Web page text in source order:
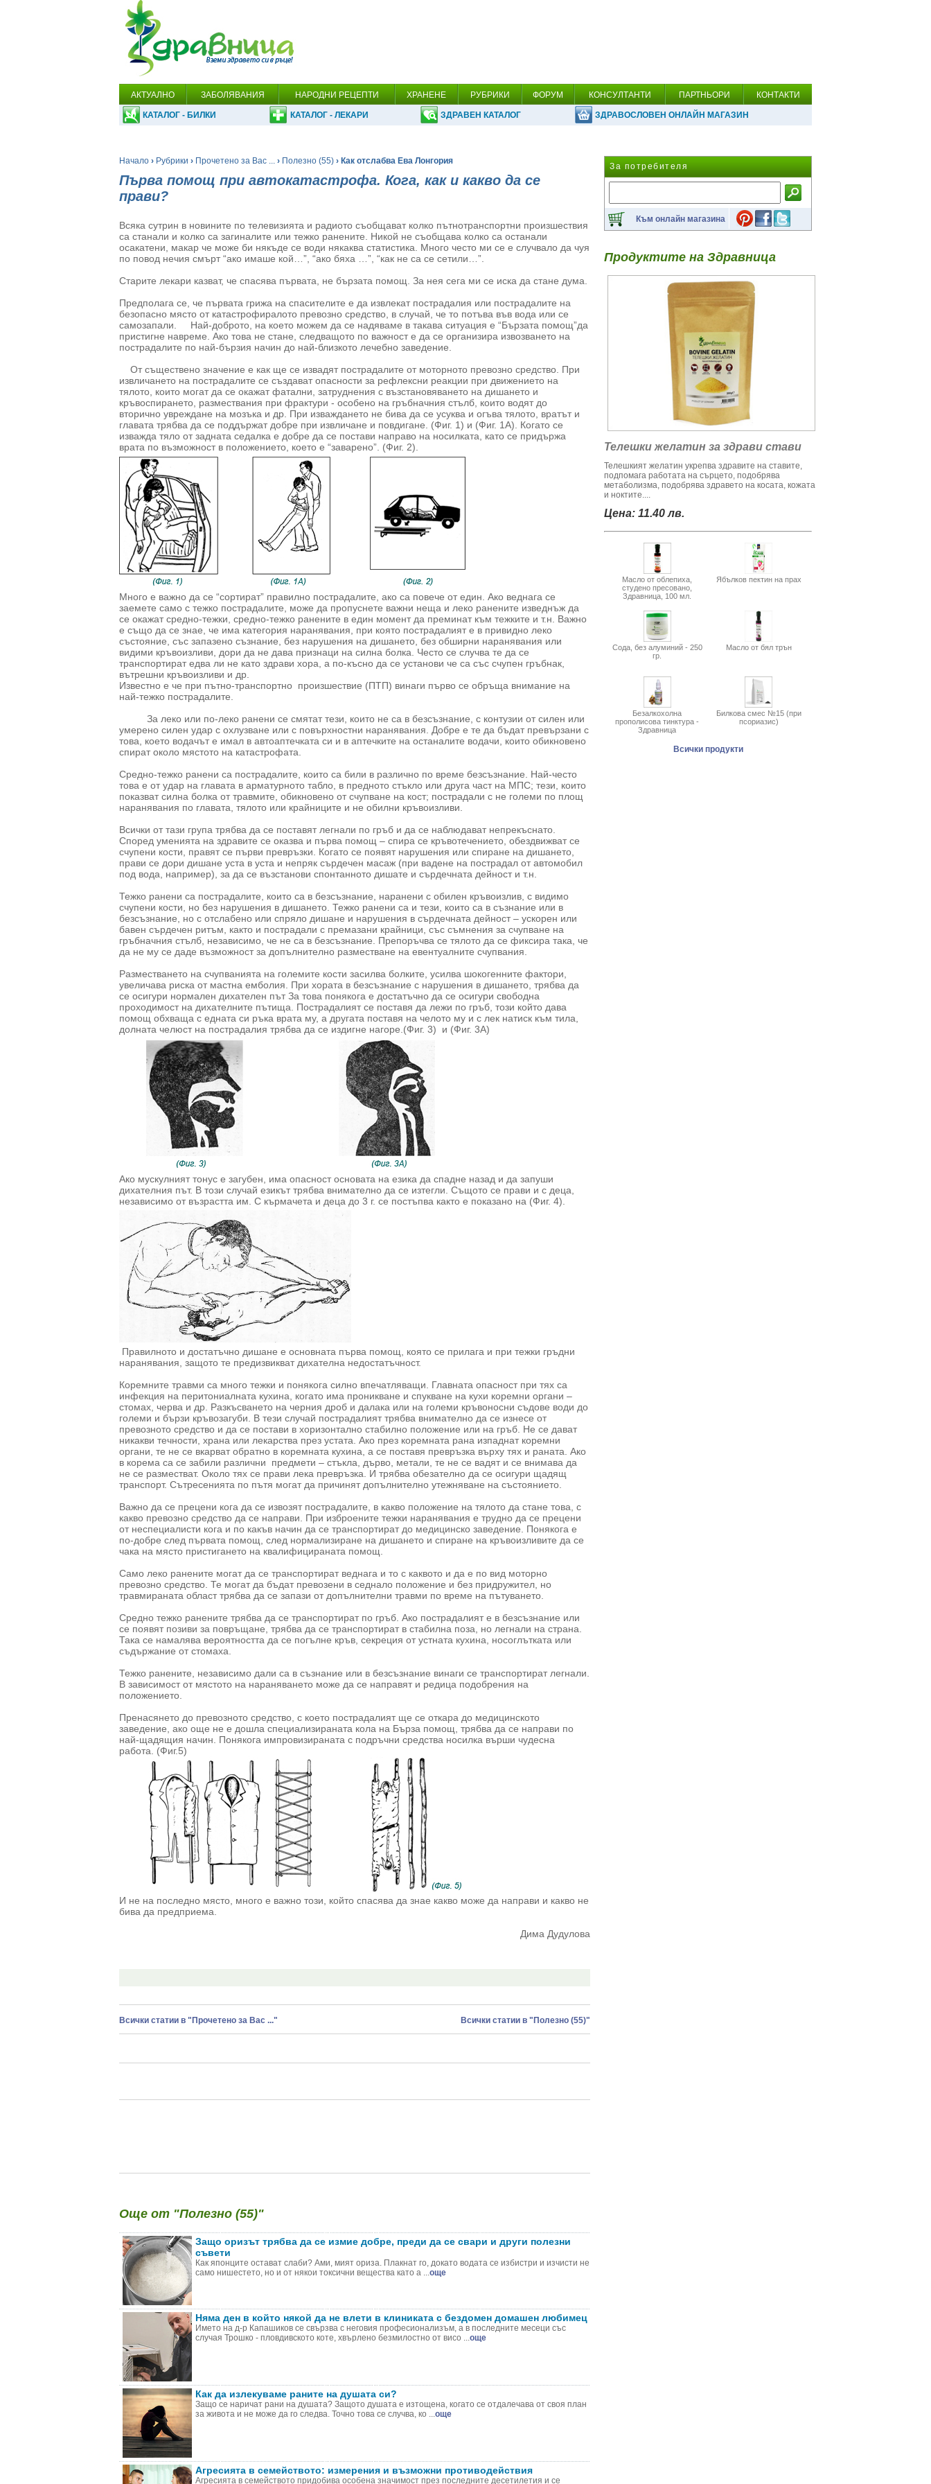
АКТУАЛНО ЗАБОЛЯВАНИЯ НАРОДНИ РЕЦЕПТИ ХРАНЕНЕ РУБРИКИ ФОРУМ КОНСУЛТАНТИ ПАРТНЬОРИ КОНТАКТИ
КАТАЛОГ - БИЛКИ КАТАЛОГ - ЛЕКАРИ ЗДРАВЕН КАТАЛОГ ЗДРАВОСЛОВЕН ОНЛАЙН МАГАЗИН
Начало › Рубрики › Прочетено за Вас ... › Полезно (55) › Как отслабва Ева Лонгория
Първа помощ при автокатастрофа. Кога, как и какво да се
прави?
Всяка сутрин в новините по телевизията и радиото съобщават колко пътнотранспортни произшествия
са станали и колко са загиналите или тежко ранените. Никой не съобщава колко са останали
осакатени, макар че може би някъде се води някаква статистика. Много често ми се е случвало да чуя
по повод нечия смърт “ако имаше кой…”, “ако бяха …”, “как не са се сетили…”.
Старите лекари казват, че спасява първата, не бързата помощ. За нея сега ми се иска да стане дума.
Предполага се, че първата грижа на спасителите е да извлекат пострадалия или пострадалите на
безопасно място от катастрофиралото превозно средство, в случай, че то потъва във вода или се
самозапали. Най-доброто, на което можем да се надяваме в такава ситуация е “Бързата помощ”да
пристигне навреме. Ако това не стане, следващото по важност е да се организира извозването на
пострадалите по най-бързия начин до най-близкото лечебно заведение.
От съществено значение е как ще се извадят пострадалите от моторното превозно средство. При
извличането на пострадалите се създават опасности за рефлексни реакции при движението на
тялото, които могат да се окажат фатални, затруднения с възстановяването на дишането и
кръвоспирането, размествания при фрактури - особено на гръбначния стълб, които водят до
вторично увреждане на мозъка и др. При изваждането не бива да се усуква и огъва тялото, вратът и
главата трябва да се поддържат добре при извличане и повдигане. (Фиг. 1) и (Фиг. 1A). Когато се
изважда тяло от задната седалка е добре да се постави направо на носилката, като се придържа
врата по възможност в положението, което е “заварено”. (Фиг. 2).
Много е важно да се “сортират” правилно пострадалите, ако са повече от един. Ако веднага се
заемете само с тежко пострадалите, може да пропуснете важни неща и леко ранените изведнъж да
се окажат средно-тежки, средно-тежко ранените в един момент да преминат към тежките и т.н. Важно
е също да се знае, че има категория наранявания, при която пострадалият е в привидно леко
състояние, със запазено съзнание, без нарушения на дишането, без обширни наранявания или
видими кръвоизливи, дори да не дава признаци на силна болка. Често се случва те да се
транспортират едва ли не като здрави хора, а по-късно да се установи че са със счупен гръбнак,
вътрешни кръвоизливи и др.
Известно е че при пътно-транспортно произшествие (ПТП) винаги първо се обръща внимание на
най-тежко пострадалите.
За леко или по-леко ранени се смятат тези, които не са в безсъзнание, с контузии от силен или
умерено силен удар с охлузване или с повърхностни наранявания. Добре е те да бъдат превързани с
това, което водачът е имал в автоаптечката си и в аптечките на останалите водачи, които обикновено
спират около мястото на катастрофата.
Средно-тежко ранени са пострадалите, които са били в различно по време безсъзнание. Най-често
това е от удар на главата в арматурното табло, в предното стъкло или друга част на МПС; тези, които
показват силна болка от травмите, обикновено от счупване на кост; пострадали с не големи по площ
наранявания по главата, тялото или крайниците и не обилни кръвоизливи.
Всички от тази група трябва да се поставят легнали по гръб и да се наблюдават непрекъснато.
Според уменията на здравите се оказва и първа помощ – спира се кръвотечението, обездвижват се
счупени кости, правят се първи превръзки. Когато се появят нарушения или спиране на дишането,
прави се дори дишане уста в уста и непряк сърдечен масаж (при вадене на пострадал от автомобил
под вода, например), за да се възстанови спонтанното дишате и сърдечната дейност и т.н.
Тежко ранени са пострадалите, които са в безсъзнание, наранени с обилен кръвоизлив, с видимо
счупени кости, но без нарушения в дишането. Тежко ранени са и тези, които са в съзнание или в
безсъзнание, но с отслабено или спряло дишане и нарушения в сърдечната дейност – ускорен или
бавен сърдечен ритъм, както и пострадали с премазани крайници, със съмнения за счупване на
гръбначния стълб, независимо, че не са в безсъзнание. Препоръчва се тялото да се фиксира така, че
да не му се даде възможност за допълнително разместване на евентуалните счупвания.
Разместването на счупванията на големите кости засилва болките, усилва шокогенните фактори,
увеличава риска от мастна емболия. При хората в безсъзнание с нарушения в дишането, трябва да
се осигури нормален дихателен път За това понякога е достатъчно да се осигури свободна
проходимост на дихателните пътища. Пострадалият се поставя да лежи по гръб, този който дава
помощ обхваща с едната си ръка врата му, а другата поставя на челото му и с лек натиск към тила,
долната челюст на пострадалия трябва да се издигне нагоре.(Фиг. 3) и (Фиг. 3А)
Ако мускулният тонус е загубен, има опасност основата на езика да спадне назад и да запуши
дихателния път. В този случай езикът трябва внимателно да се изтегли. Същото се прави и с деца,
независимо от възрастта им. С кърмачета и деца до 3 г. се постъпва както е показано на (Фиг. 4).
Правилното и достатъчно дишане е основната първа помощ, която се прилага и при тежки гръдни
наранявания, защото те предизвикват дихателна недостатъчност.
Коремните травми са много тежки и понякога силно впечатляващи. Главната опасност при тях са
инфекция на перитониалната кухина, когато има проникване и спукване на кухи коремни органи –
стомах, черва и др. Разкъсването на черния дроб и далака или на големи кръвоносни съдове води до
големи и бързи кръвозагуби. В тези случай пострадалият трябва внимателно да се изнесе от
превозното средство и да се постави в хоризонтално стабилно положение или на гръб. Не се дават
никакви течности, храна или лекарства през устата. Ако през коремната рана изпаднат коремни
органи, те не се вкарват обратно в коремната кухина, а се поставя превръзка върху тях и раната. Ако
в корема са се забили различни предмети – стъкла, дърво, метали, те не се вадят и се внимава да
не се разместват. Около тях се прави лека превръзка. И трябва обезателно да се осигури щадящ
транспорт. Сътресенията по пътя могат да причинят допълнително утежняване на състоянието.
Важно да се прецени кога да се извозят пострадалите, в какво положение на тялото да стане това, с
какво превозно средство да се направи. При изброените тежки наранявания е трудно да се прецени
от неспециалисти кога и по какъв начин да се транспортират до медицинско заведение. Понякога е
по-добре след първата помощ, след нормализиране на дишането и спиране на кръвоизливите да се
чака на място пристигането на квалифицираната помощ.
Само леко ранените могат да се транспортират веднага и то с каквото и да е по вид моторно
превозно средство. Те могат да бъдат превозени в седнало положение и без придружител, но
травмираната област трябва да се запази от допълнителни травми по време на пътуването.
Средно тежко ранените трябва да се транспортират по гръб. Ако пострадалият е в безсъзнание или
се появят позиви за повръщане, трябва да се транспортират в стабилна поза, но легнали на страна.
Така се намалява вероятността да се погълне кръв, секреция от устната кухина, носоглътката или
съдържание от стомаха.
Тежко ранените, независимо дали са в съзнание или в безсъзнание винаги се транспортират легнали.
В зависимост от мястото на нараняването може да се направят и редица подобрения на
положението.
Пренасянето до превозното средство, с което пострадалият ще се откара до медицинското
заведение, ако още не е дошла специализираната кола на Бърза помощ, трябва да се направи по
най-щадящия начин. Понякога импровизираната с подръчни средства носилка върши чудесна
работа. (Фиг.5)
И не на последно място, много е важно този, който спасява да знае какво може да направи и какво не
бива да предприема.
Дима Дудулова
Всички статии в "Прочетено за Вас ..." Всички статии в "Полезно (55)"
Още от "Полезно (55)"
Защо оризът трябва да се измие добре, преди да се свари и други полезни
съвети
Как японците остават слаби? Ами, мият ориза. Плакнат го, докато водата се избистри и изчисти не
само нишестето, но и от някои токсични вещества като а ...още
Няма ден в който някой да не влети в клиниката с бездомен домашен любимец
Името на д-р Капашиков се свързва с неговия професионализъм, а в последните месеци със
случая Трошко - пловдивското коте, хвърлено безмилостно от висо ...още
Как да излекуваме раните на душата си?
Защо се наричат рани на душата? Защото душата е изтощена, когато се отдалечава от своя план
за живота и не може да го следва. Точно това се случва, ко ...още
Агресията в семейството: измерения и възможни противодействия
Агресията в семейството придобива особена значимост през последните десетилетия и се
За потребителя
Към онлайн магазина
Продуктите на Здравница
Телешки желатин за здрави стави
Телешкият желатин укрепва здравите на ставите,
подпомага работата на сърцето, подобрява
метаболизма, подобрява здравето на косата, кожата
и ноктите....
Цена: 11.40 лв.
Масло от облепиха,
студено пресовано,
Здравница, 100 мл.
Ябълков пектин на прах
Сода, без алуминий - 250
гр.
Масло от бял трън
Безалкохолна
прополисова тинктура -
Здравница
Билкова смес №15 (при
псориазис)
Всички продукти